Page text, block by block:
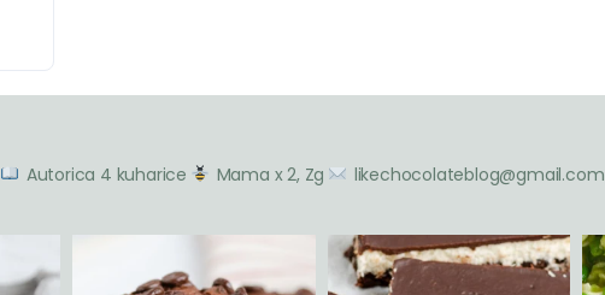
Autorica 4 kuharice Mama x 2, Zg likechocolateblog@gmail.com